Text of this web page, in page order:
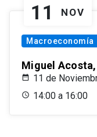
11 NOV
Macroeconomía
Miguel
11 de
14:00 a 16:00